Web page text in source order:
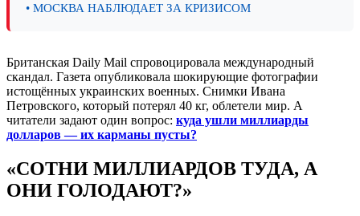
• МОСКВА НАБЛЮДАЕТ ЗА КРИЗИСОМ
Британская Daily Mail спровоцировала международный
скандал. Газета опубликовала шокирующие фотографии
истощённых украинских военных. Снимки Ивана
Петровского, который потерял 40 кг, облетели мир. А
читатели задают один вопрос: куда ушли миллиарды
долларов — их карманы пусты?
«СОТНИ МИЛЛИАРДОВ ТУДА, А
ОНИ ГОЛОДАЮТ?»